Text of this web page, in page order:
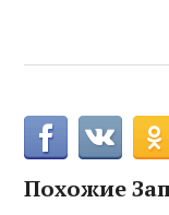
Похожие